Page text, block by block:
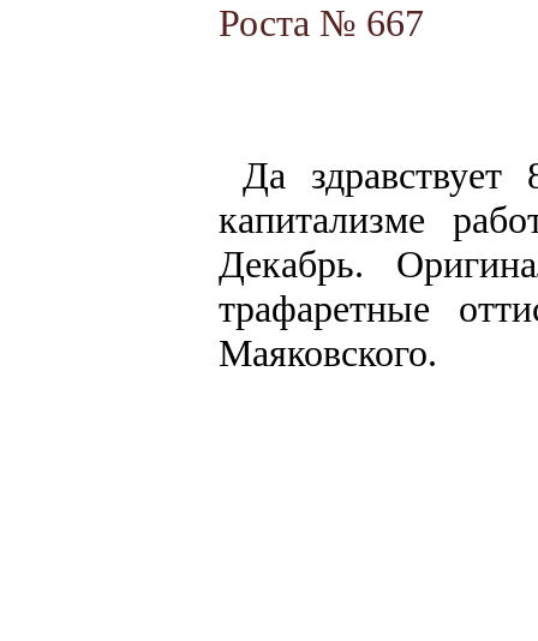
Роста № 667
Да
капитализме
Декабрь.
трафаретные
Маяковского.